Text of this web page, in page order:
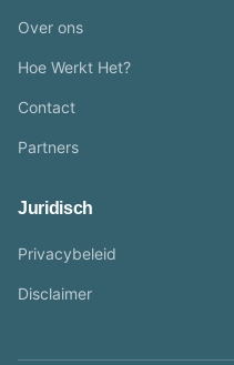
Over ons
Hoe Werkt Het?
Contact
Partners
Juridisch
Privacybeleid
Disclaimer